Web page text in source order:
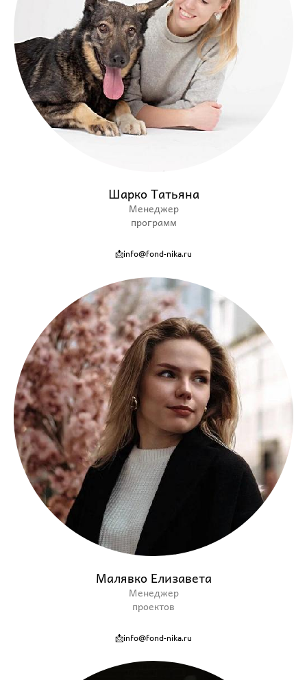
Шарко Татьяна
Менеджер
программ
📩info@fond-nika.ru
Малявко Елизавета
Менеджер
проектов
📩info@fond-nika.ru